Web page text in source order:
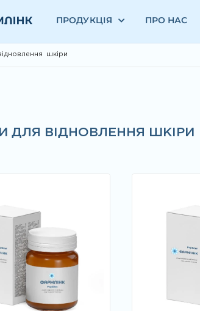
ПРОДУКЦІЯ ПРО НАС
шкіри
ДЛЯ ВІДНОВЛЕННЯ ШКІРИ